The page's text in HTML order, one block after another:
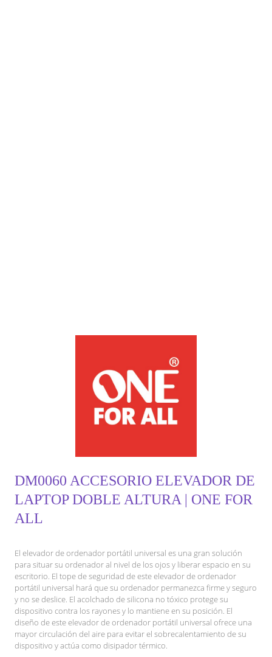
DM0060 ACCESORIO ELEVADOR DE
LAPTOP DOBLE ALTURA | ONE FOR
ALL
El elevador de ordenador portátil universal es una gran solución
para situar su ordenador al nivel de los ojos y liberar espacio en su
escritorio. El tope de seguridad de este elevador de ordenador
portátil universal hará que su ordenador permanezca firme y seguro
y no se deslice. El acolchado de silicona no tóxico protege su
dispositivo contra los rayones y lo mantiene en su posición. El
diseño de este elevador de ordenador portátil universal ofrece una
mayor circulación del aire para evitar el sobrecalentamiento de su
dispositivo y actúa como disipador térmico.